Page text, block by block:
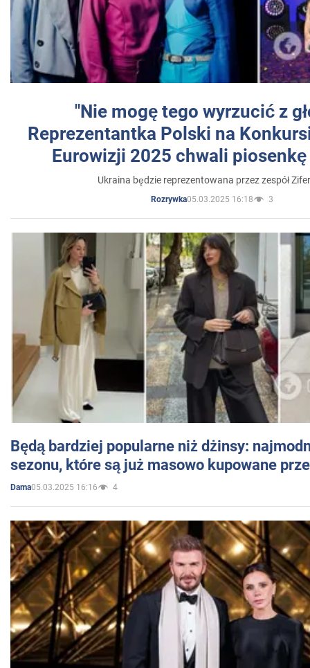
"Nie mogę tego wyrzucić z
Reprezentantka Polski na
Eurowizji 2025 chwali
Ukraina będzie reprezentowana przez zespół
Rozrywka05.03.2025 16:18 3
Będą bardziej popularne niż dżinsy:
sezonu, które są już masowo kupowane
Dama05.03.2025 16:16 4